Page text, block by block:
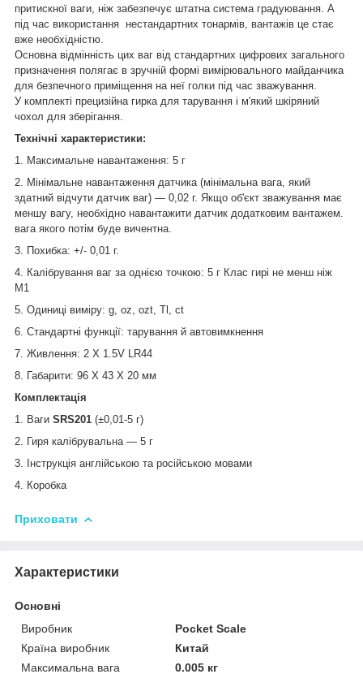
притискної ваги, ніж забезпечує штатна система градуювання. А
під час використання нестандартних тонармів, вантажів це стає
вже необхідністю.
Основна відмінність цих ваг від стандартних цифрових загального
призначення полягає в зручній формі вимірювального майданчика
для безпечного приміщення на неї голки під час зважування.
У комплекті прецизійна гирка для тарування і м'який шкіряний
чохол для зберігання.
Технічні характеристики:
1. Максимальне навантаження: 5 г
2. Мінімальне навантаження датчика (мінімальна вага, який
здатний відчути датчик ваг) — 0,02 г. Якщо об'єкт зважування має
меншу вагу, необхідно навантажити датчик додатковим вантажем.
вага якого потім буде вичентна.
3. Похибка: +/- 0,01 г.
4. Калібрування ваг за однією точкою: 5 г Клас гирі не менш ніж
М1
5. Одиниці виміру: g, oz, ozt, Tl, ct
6. Стандартні функції: тарування й автовимкнення
7. Живлення: 2 X 1.5V LR44
8. Габарити: 96 X 43 X 20 мм
Комплектація
1. Ваги SRS201 (±0,01-5 г)
2. Гиря калібрувальна — 5 г
3. Інструкція англійською та російською мовами
4. Коробка
Приховати
Характеристики
Основні
Виробник
Pocket Scale
Країна виробник
Китай
Максимальна вага
0.005 кг